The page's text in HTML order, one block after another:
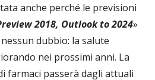
anche perché le previsioni
2018, Outlook to 2024»
dubbio: la salute
nei prossimi anni. La
farmaci passerà dagli attuali